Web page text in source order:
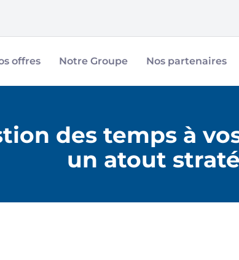
offres Notre Groupe Nos partenaires
des temps à
un atout